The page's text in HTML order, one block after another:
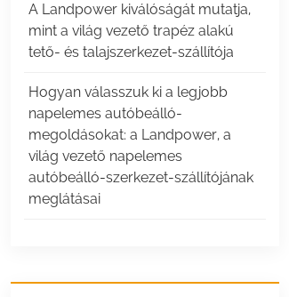
A Landpower kiválóságát mutatja,
mint a világ vezető trapéz alakú
tető- és talajszerkezet-szállítója
Hogyan válasszuk ki a legjobb
napelemes autóbeálló-
megoldásokat: a Landpower, a
világ vezető napelemes
autóbeálló-szerkezet-szállítójának
meglátásai